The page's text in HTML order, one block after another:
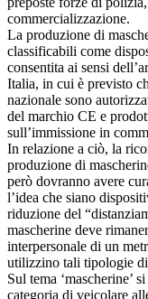
commercializzazione.
La produzione di
classificabili come
consentita ai sensi
Italia, in cui è previsto
nazionale sono
del marchio CE e
sull’immissione in
In relazione a ciò, la
produzione di
però dovranno avere
l’idea che siano
riduzione del
mascherine deve
interpersonale di un
utilizzino tali tipologie di
Sul tema ‘mascherine’
categoria di veicolare